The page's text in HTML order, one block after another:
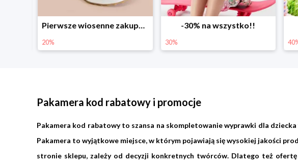
Pierwsze wiosenne zakupy -20%
20%
-30% na wszystko!!
30%
Pakamera kod rabatowy i promocje
Pakamera kod rabatowy to szansa na skompletowanie wyprawki dla
Pakamera to wyjątkowe miejsce, w którym pojawiają się wysokiej jakości
stronie sklepu, zależy od decyzji konkretnych twórców. Dlatego też